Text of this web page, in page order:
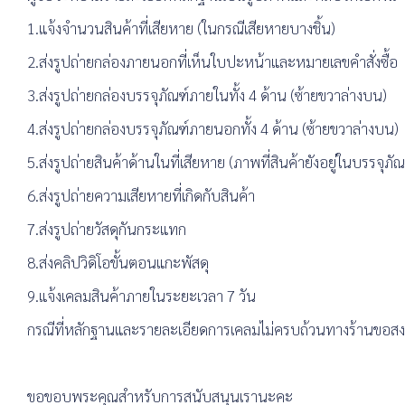
1.แจ้งจำนวนสินค้าที่เสียหาย (ในกรณีเสียหายบางชิ้น)
2.ส่งรูปถ่ายกล่องภายนอกที่เห็นใบปะหน้าและหมายเลขคำสั่งซื้อ
3.ส่งรูปถ่ายกล่องบรรจุภัณฑ์ภายในทั้ง 4 ด้าน (ซ้ายขวาล่างบน)
4.ส่งรูปถ่ายกล่องบรรจุภัณฑ์ภายนอกทั้ง 4 ด้าน (ซ้ายขวาล่างบน)
5.ส่งรูปถ่ายสินค้าด้านในที่เสียหาย (ภาพที่สินค้ายังอยู่ในบรรจุภั
6.ส่งรูปถ่ายความเสียหายที่เกิดกับสินค้า
7.ส่งรูปถ่ายวัสดุกันกระแทก
8.ส่งคลิปวิดิโอขั้นตอนแกะพัสดุ
9.แจ้งเคลมสินค้าภายในระยะเวลา 7 วัน
กรณีที่หลักฐานและรายละเอียดการเคลมไม่ครบถ้วนทางร้านขอส
ขอขอบพระคุณสำหรับการสนับสนุนเรานะคะ